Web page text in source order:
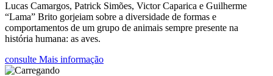
Lucas Camargos, Patrick Simões, Victor Caparica e Guilherme
“Lama” Brito gorjeiam sobre a diversidade de formas e
comportamentos de um grupo de animais sempre presente na
história humana: as aves.
consulte Mais informação